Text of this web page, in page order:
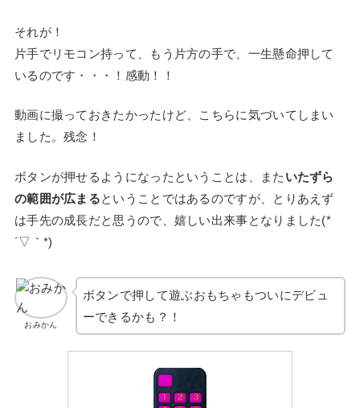
それが！
片手でリモコン持って、もう片方の手で、一生懸命押して
いるのです・・・！感動！！
動画に撮っておきたかったけど、こちらに気づいてしまい
ました。残念！
ボタンが押せるようになったということは、また いたずら
の範囲が広まるということではあるのですが、とりあえず
は手先の成長だと思うので、嬉しい出来事となりました(*
´▽｀*)
おみかん
ボタンで押して遊ぶおもちゃもついにデビュ
ーできるかも？！